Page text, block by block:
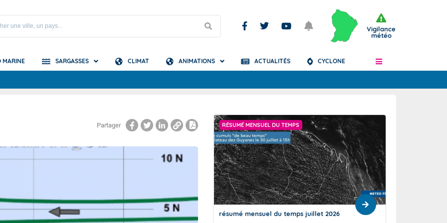
Articles
Vigilance
météo
MARINE SARGASSES CLIMAT ANIMATIONS ACTUALITÉS CYCLONE
Partager
Du nouveau pour le bulletin de prévision
RÉSUMÉ MENSUEL DU TEMPS
résumé mensuel du temps juillet 2026